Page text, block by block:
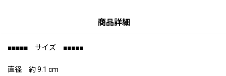
商品詳細
■■■■■ サイズ ■■■■■
直径 約 9.1 cm